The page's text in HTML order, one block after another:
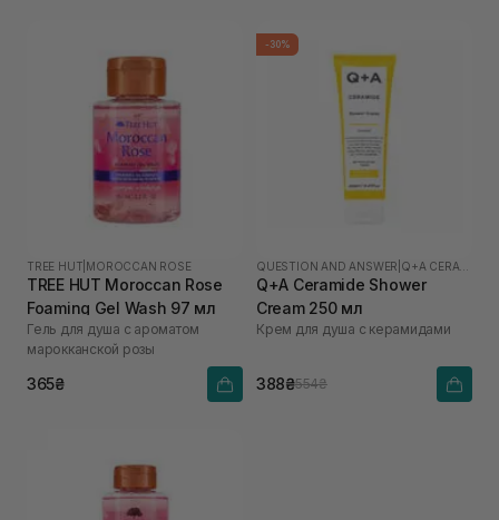
TREE HUT MOROCCAN ROSE
TREE HUT Moroccan Rose
Foaming Gel Wash 97 мл
Гель для душа с ароматом
марокканской розы
365₴
-30%
QUESTION AND ANSWER
Q+A Ceramide Shower
Cream 250 мл
Крем для душа с керамидами
388₴554₴